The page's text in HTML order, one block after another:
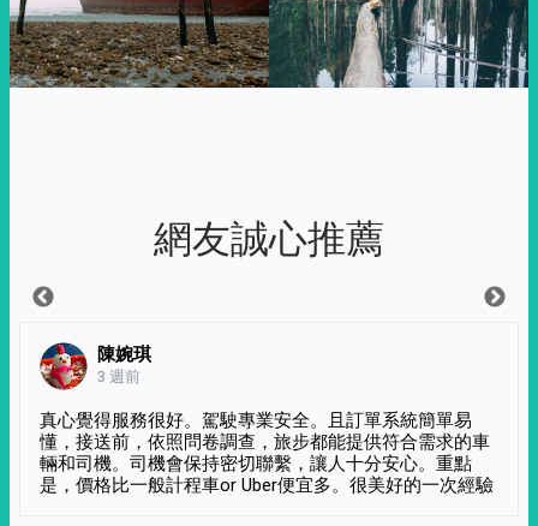
網友誠心推薦
陳婉琪
3 週前
真心覺得服務很好。駕駛專業安全。且訂單系統簡單易
懂，接送前，依照問卷調查，旅步都能提供符合需求的車
輛和司機。司機會保持密切聯繫，讓人十分安心。重點
是，價格比一般計程車or Uber便宜多。很美好的一次經驗